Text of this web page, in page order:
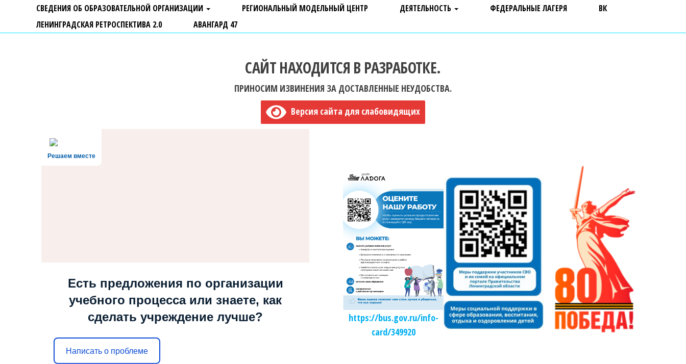
СВЕДЕНИЯ ОБ ОБРАЗОВАТЕЛЬНОЙ ОРГАНИЗАЦИИ РЕГИОНАЛЬНЫЙ МОДЕЛЬНЫЙ ЦЕНТР ДЕЯТЕЛЬНОСТЬ ФЕДЕРАЛЬНЫЕ ЛАГЕРЯ
ВК
ЛЕНИНГРАДСКАЯ РЕТРОСПЕКТИВА 2.0
АВАНГАРД 47
САЙТ НАХОДИТСЯ В РАЗРАБОТКЕ.
ПРИНОСИМ ИЗВИНЕНИЯ ЗА ДОСТАВЛЕННЫЕ НЕУДОБСТВА.
Версия сайта для слабовидящих
Решаем вместе
Есть предложения по организации
учебного процесса или знаете, как
сделать учреждение лучше?
Написать о проблеме
https://bus.gov.ru/info-
card/349920